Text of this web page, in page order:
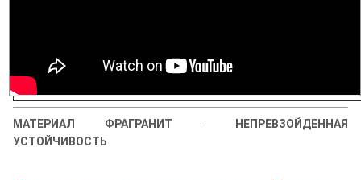
МАТЕРИАЛ ФРАГРАНИТ- НЕПРЕВЗОЙДЕННАЯ
УСТОЙЧИВОСТЬ